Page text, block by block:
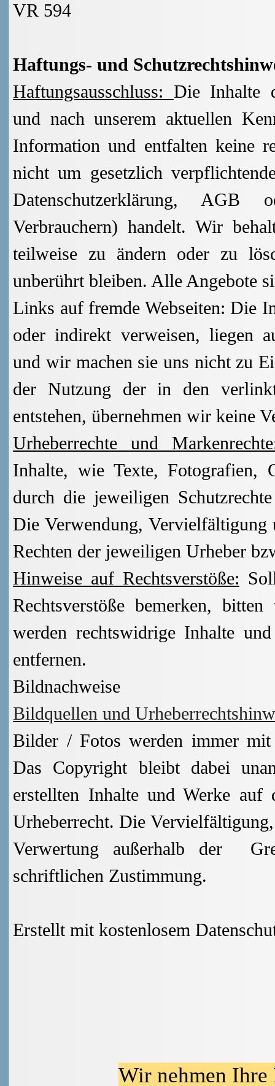
VR 594
Haftungs- und
Haftungsausschluss: Die Inhalte
und nach unserem aktuellen
Information und entfalten keine
nicht um gesetzlich
Datenschutzerklärung, AGB
Verbrauchern) handelt. Wir
teilweise zu ändern oder zu
unberührt bleiben. Alle Angebote
Links auf fremde Webseiten: Die
oder indirekt verweisen, liegen
und wir machen sie uns nicht zu
der Nutzung der in den
entstehen, übernehmen wir keine
Urheberrechte und
Inhalte, wie Texte, Fotografien,
durch die jeweiligen
Die Verwendung, Vervielfältigung
Rechten der jeweiligen Urheber
Hinweise auf Rechtsverstöße:
Rechtsverstöße bemerken,
werden rechtswidrige Inhalte
entfernen.
Bildnachweise
Bildquellen und
Bilder / Fotos werden immer
Das Copyright bleibt dabei
erstellten Inhalte und Werke auf
Urheberrecht. Die
Verwertung außerhalb der
schriftlichen Zustimmung.
Erstellt mit kostenlosem
Wir nehmen Ihre